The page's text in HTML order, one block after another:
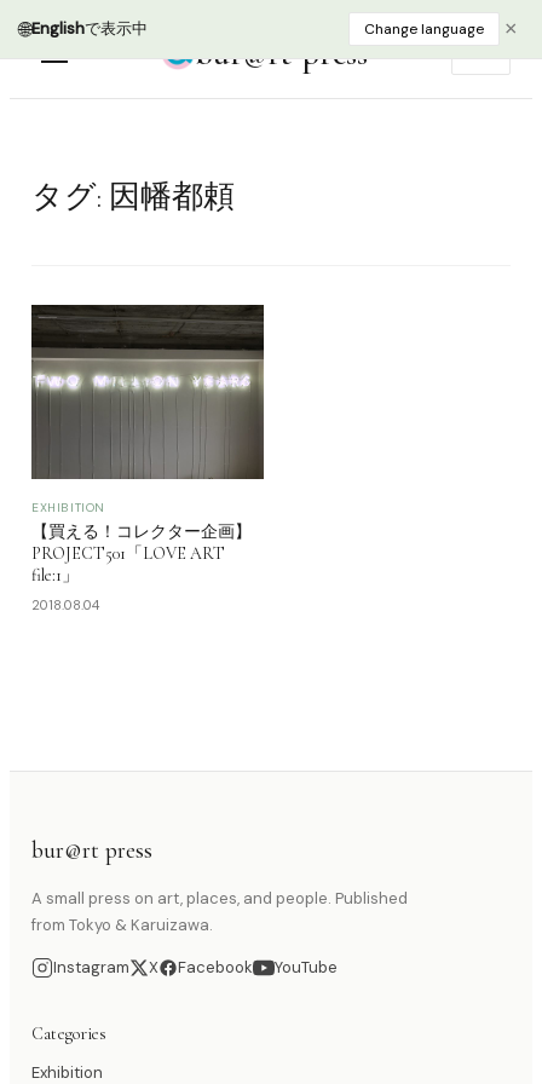
🌐Englishで表示中 Change language ×
bur@rt press
タグ: 因幡都頼
EXHIBITION
【買える！コレクター企画】
PROJECT501「LOVE ART
file:1」
2018.08.04
bur@rt press
A small press on art, places, and people. Published
from Tokyo & Karuizawa.
Instagram X Facebook YouTube
Categories
Exhibition